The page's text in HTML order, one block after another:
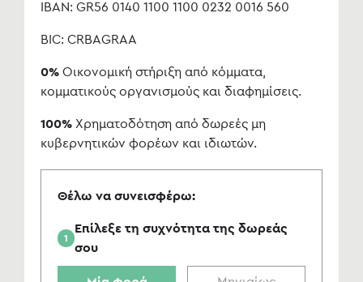
IBAN: GR56 0140 1100 1100 0232 0016 560
BIC: CRBAGRAA
0% Οικονομική στήριξη από κόμματα,
κομματικούς οργανισμούς και διαφημίσεις.
100% Χρηματοδότηση από δωρεές μη
κυβερνητικών φορέων και ιδιωτών.
Θέλω να συνεισφέρω:
1
Επίλεξε τη συχνότητα της δωρεάς
σου